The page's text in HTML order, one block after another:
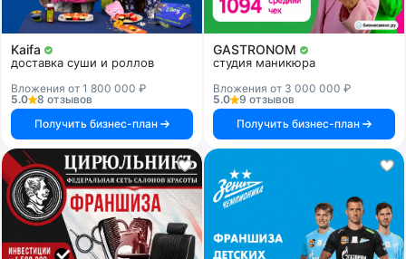
Kaifa
доставка суши и роллов
Вложения от 1 800 000 ₽
5.0
8 отзывов
Получить бизнес-план
GASTRONOM
студия маникюра
Вложения от 3 000 000 ₽
5.0
9 отзывов
Получить бизнес-план